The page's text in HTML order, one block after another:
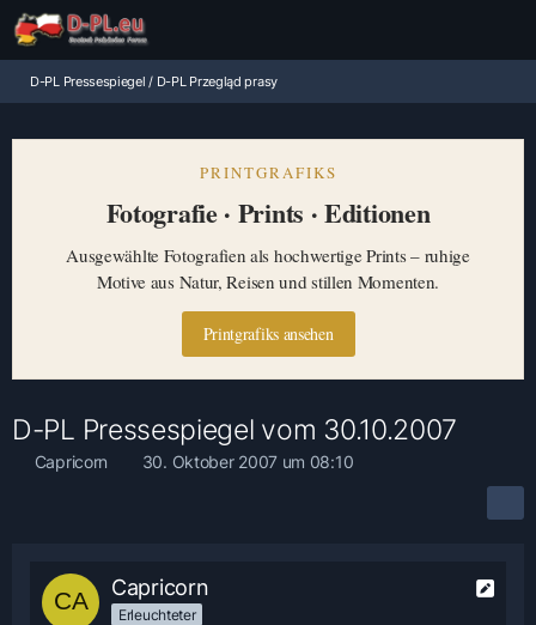
D-PL Pressespiegel / D-PL Przegląd prasy
PRINTGRAFIKS
Fotografie · Prints · Editionen
Ausgewählte Fotografien als hochwertige Prints – ruhige
Motive aus Natur, Reisen und stillen Momenten.
Printgrafiks ansehen
D-PL Pressespiegel vom 30.10.2007
Capricorn 30. Oktober 2007 um 08:10
Capricorn
Erleuchteter